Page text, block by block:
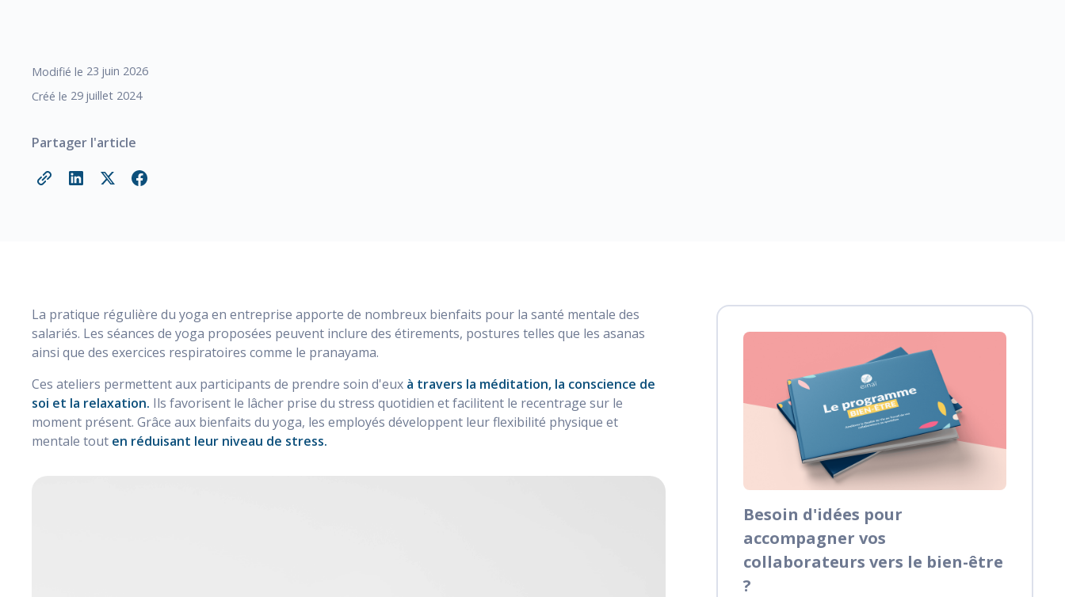
Modifié le 23 juin 2026
Créé le 29 juillet 2024
Partager l'article
La pratique régulière du yoga en entreprise apporte de nombreux bienfaits pour la santé mentale des
salariés. Les séances de yoga proposées peuvent inclure des étirements, postures telles que les asanas
ainsi que des exercices respiratoires comme le pranayama.
Ces ateliers permettent aux participants de prendre soin d'eux à travers la méditation, la conscience de
soi et la relaxation. Ils favorisent le lâcher prise du stress quotidien et facilitent le recentrage sur le
moment présent. Grâce aux bienfaits du yoga, les employés développent leur flexibilité physique et
mentale tout en réduisant leur niveau de stress.
Besoin d'idées pour
accompagner vos
collaborateurs vers le bien-être
?